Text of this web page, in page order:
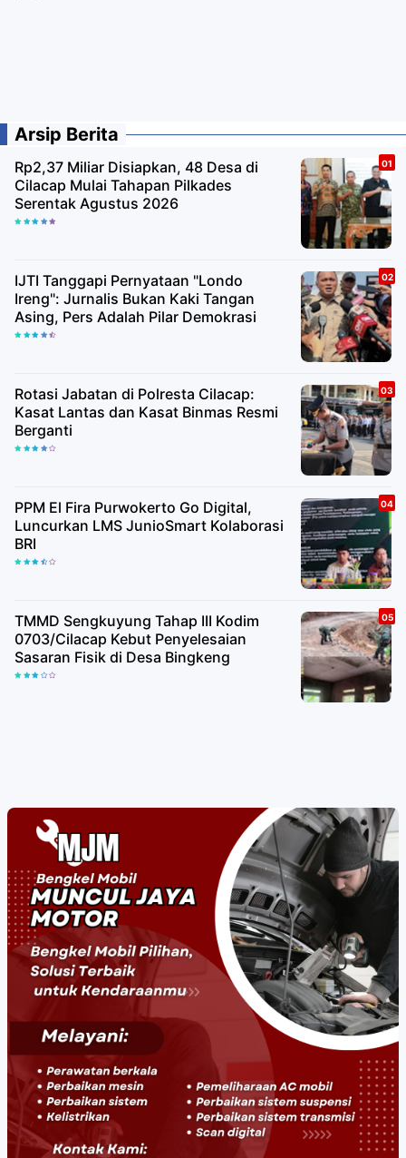
Arsip Berita
Rp2,37 Miliar Disiapkan, 48 Desa di
Cilacap Mulai Tahapan Pilkades
Serentak Agustus 2026
IJTI Tanggapi Pernyataan "Londo
Ireng": Jurnalis Bukan Kaki Tangan
Asing, Pers Adalah Pilar Demokrasi
Rotasi Jabatan di Polresta Cilacap:
Kasat Lantas dan Kasat Binmas Resmi
Berganti
PPM El Fira Purwokerto Go Digital,
Luncurkan LMS JunioSmart Kolaborasi
BRI
TMMD Sengkuyung Tahap III Kodim
0703/Cilacap Kebut Penyelesaian
Sasaran Fisik di Desa Bingkeng